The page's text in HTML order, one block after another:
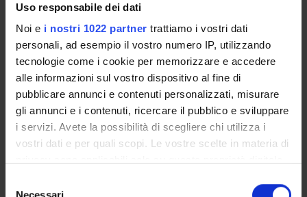
Uso responsabile dei dati
Noi e i nostri 1022 partner trattiamo i vostri dati
personali, ad esempio il vostro numero IP, utilizzando
tecnologie come i cookie per memorizzare e accedere
alle informazioni sul vostro dispositivo al fine di
pubblicare annunci e contenuti personalizzati, misurare
gli annunci e i contenuti, ricercare il pubblico e sviluppare
i servizi. Avete la possibilità di scegliere chi utilizza i
vostri dati e per quali scopi. Le vostre scelte in materia di
modificare o revocare il proprio consenso in qualsiasi
Necessari
attività formative, di sessioni d'esami, di laurea e di chiusura
per le festività.
Definizione dei periodi di lezione
PERIODO
1° e 2° semestre (corsi
annuali) PROFESSIONI
SANITARIE
1 ott 2026
30 set
2027
1 SEMESTRE PROFESSIONI
28 feb